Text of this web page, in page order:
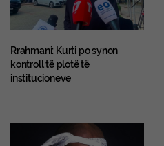
Rrahmani: Kurti po synon
kontroll të plotë të
institucioneve